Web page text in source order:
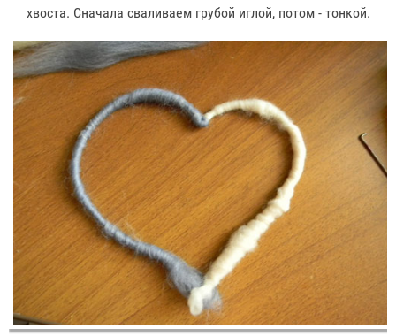
хвоста. Сначала сваливаем грубой иглой, потом - тонкой.